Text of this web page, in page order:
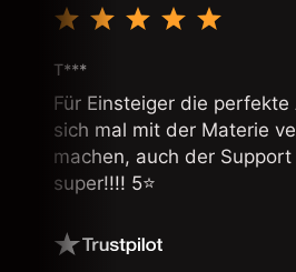
T***
Für Einsteiger die perfekte
sich mal mit der Materie
machen, auch der
super!!!! 5⭐️